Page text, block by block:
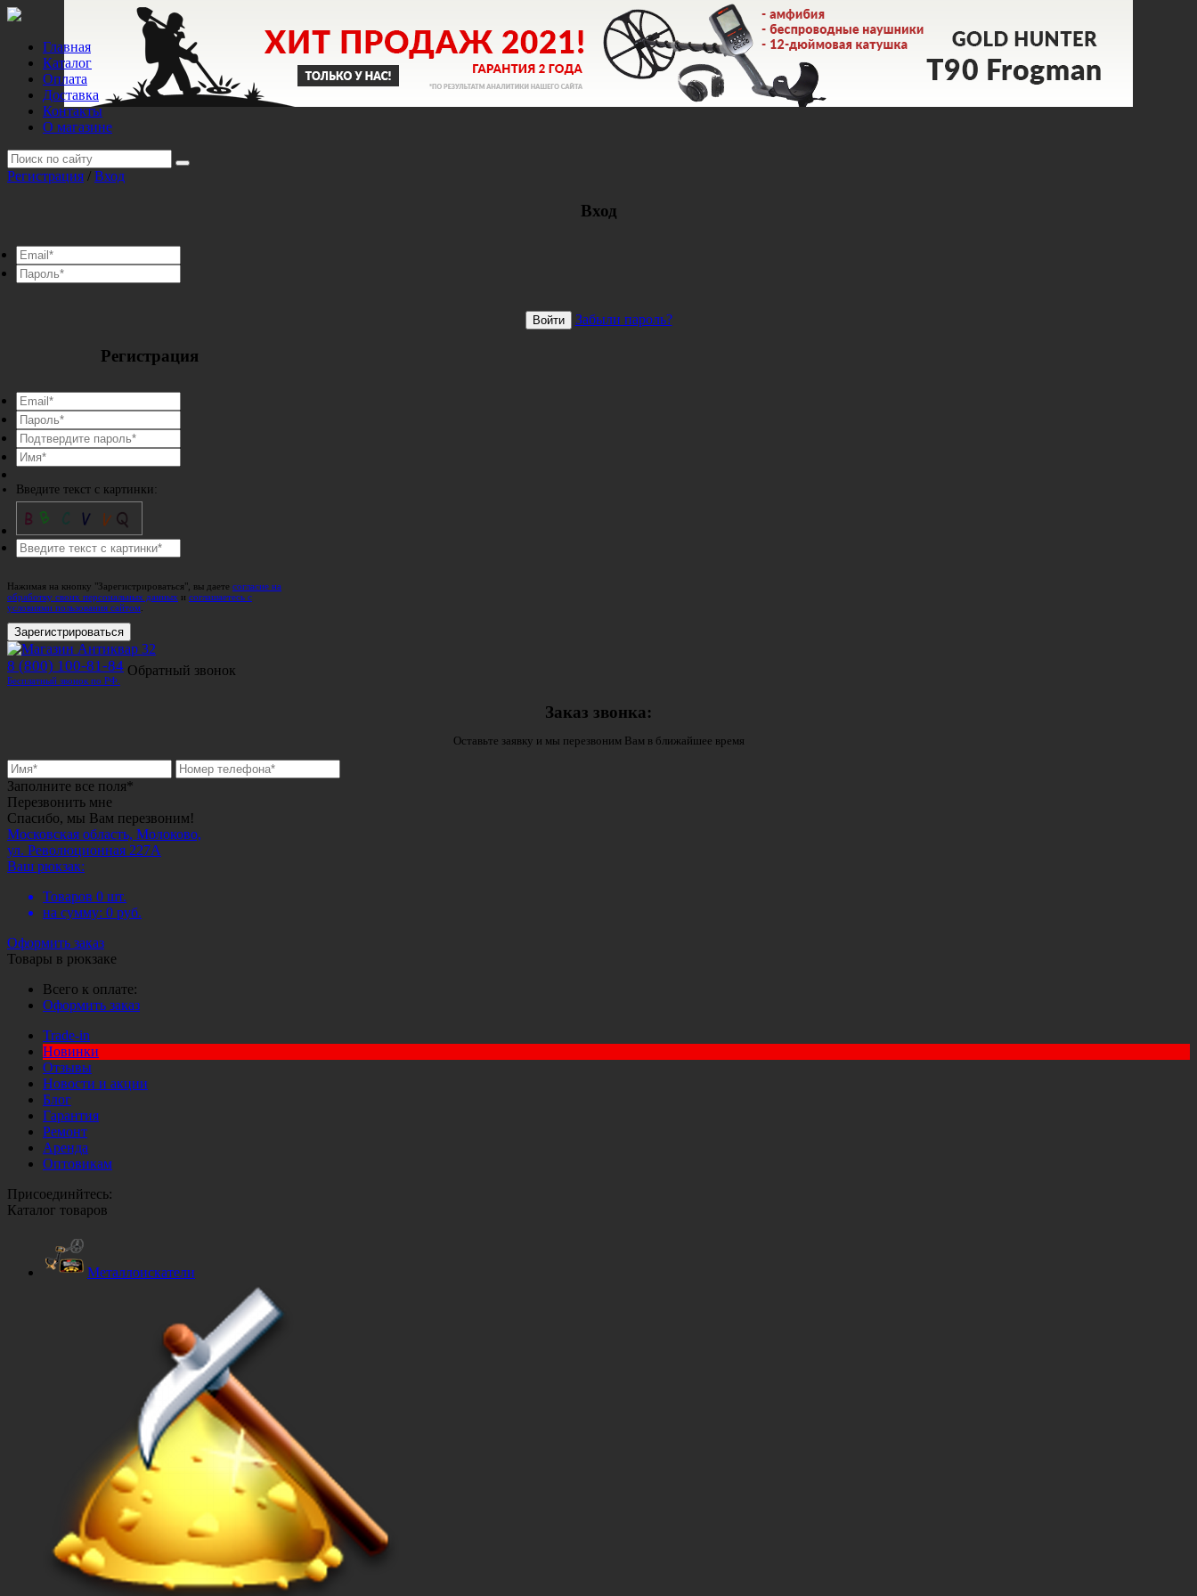
Главная
Каталог
Оплата
Доставка
Контакты
О магазине
Регистрация / Вход
Вход
Войти Забыли пароль?
Регистрация
Введите текст с картинки:
Нажимая на кнопку "Зарегистрироваться", вы даете согласие на
обработку своих персональных данных и соглашаетесь с
условиями пользования сайтом
Зарегистрироваться
8 (800) 100-81-84
Бесплатный звонок по РФ.
Обратный звонок
Заказ звонка:
Оставьте заявку и мы перезвоним Вам в ближайшее время
Заполните все поля*
Перезвонить мне
Спасибо, мы Вам перезвоним!
Московская область, Молоково,
ул. Революционная 227А
Ваш рюкзак:
Товаров 0 шт.
на сумму: 0 руб.
Оформить заказ
Товары в рюкзаке
Всего к оплате:
Оформить заказ
Trade-in
Новинки
Отзывы
Новости и акции
Блог
Гарантия
Ремонт
Аренда
Оптовикам
Присоединйтесь:
Каталог товаров
Металлоискатели